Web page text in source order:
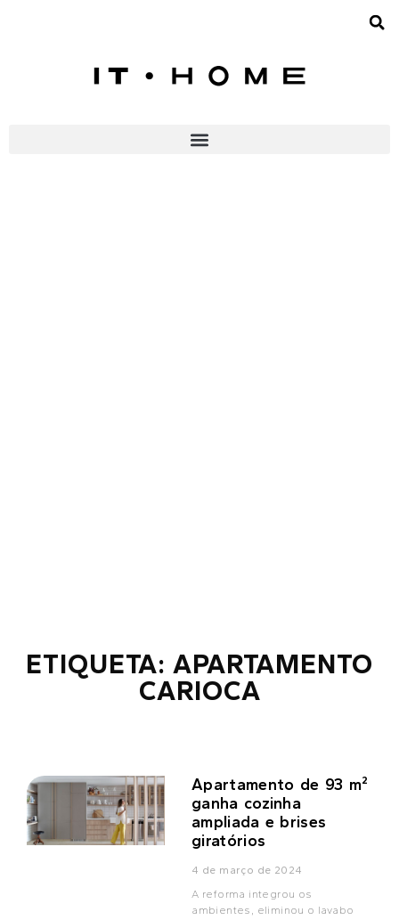
ETIQUETA: APARTAMENTO
CARIOCA
Apartamento de 93 m²
ganha cozinha
ampliada e brises
giratórios
4 de março de 2024
A reforma integrou os
ambientes, eliminou o lavabo